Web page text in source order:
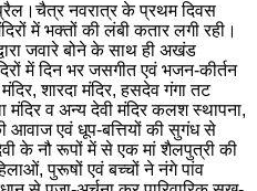
नवरात्र के प्रथम दिवस
में भक्तों की लंबी कतार लगी रही।
जवारे बोने के साथ ही अखंड
में दिन भर जसगीत एवं भजन-कीर्तन
शारदा मंदिर, हसदेव गंगा तट
मंदिर व अन्य देवी मंदिर कलश स्थापना,
आवाज एवं धूप-बत्तियों की सुगंध से
के नौ रूपों में से एक मां शैलपुत्री की
पुरूषों एवं बच्चों ने नंगे पांव